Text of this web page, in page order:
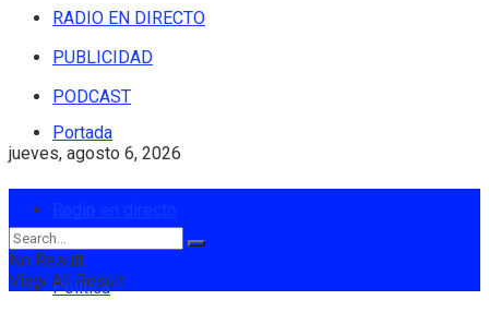
RADIO EN DIRECTO
PUBLICIDAD
PODCAST
jueves, agosto 6, 2026
Portada
Política
No Result
View All Result